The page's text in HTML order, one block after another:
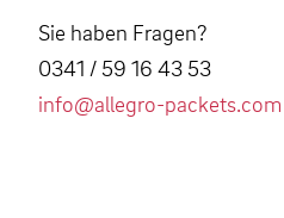
Sie haben Fragen?
0341 / 59 16 43 53
info@allegro-packets.com